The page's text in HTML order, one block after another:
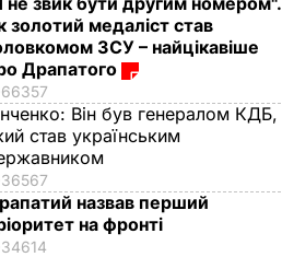
золотий медаліст став
ЗСУ – найцікавіше
Драпатого
66357
Він був генералом КДБ,
став українським
36567
назвав перший
на фронті
34614